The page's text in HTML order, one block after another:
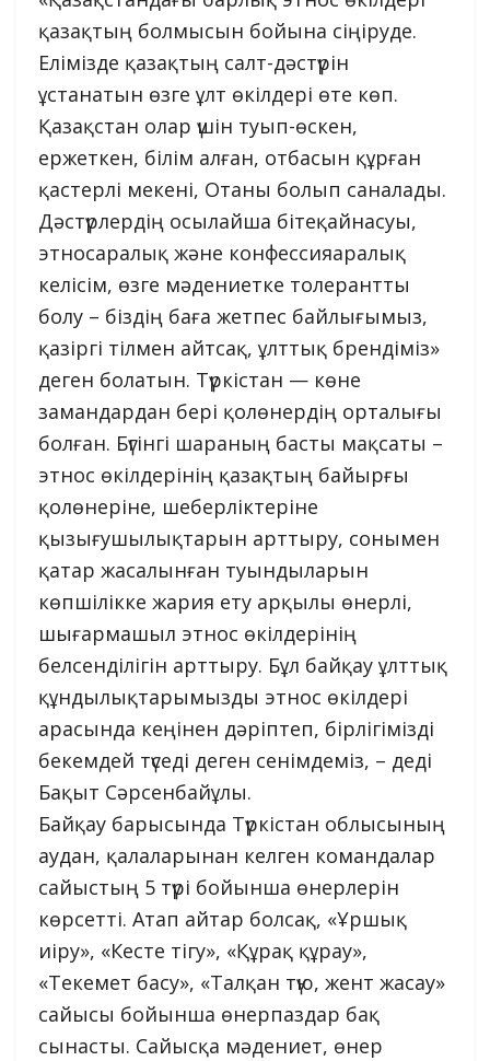
қазақтың болмысын бойына сіңіруде.
Елімізде қазақтың салт-дәстүрін
ұстанатын өзге ұлт өкілдері өте көп.
Қазақстан олар үшін туып-өскен,
ержеткен, білім алған, отбасын құрған
қастерлі мекені, Отаны болып саналады.
Дәстүрлердің осылайша бітеқайнасуы,
этносаралық және конфессияаралық
келісім, өзге мәдениетке толерантты
болу – біздің баға жетпес байлығымыз,
қазіргі тілмен айтсақ, ұлттық брендіміз»
деген болатын. Түркістан — көне
замандардан бері қолөнердің орталығы
болған. Бүгінгі шараның басты мақсаты –
этнос өкілдерінің қазақтың байырғы
қолөнеріне, шеберліктеріне
қызығушылықтарын арттыру, сонымен
қатар жасалынған туындыларын
көпшілікке жария ету арқылы өнерлі,
шығармашыл этнос өкілдерінің
белсенділігін арттыру. Бұл байқау ұлттық
құндылықтарымызды этнос өкілдері
арасында кеңінен дәріптеп, бірлігімізді
бекемдей түседі деген сенімдеміз, – деді
Бақыт Сәрсенбайұлы.
Байқау барысында Түркістан облысының
аудан, қалаларынан келген командалар
сайыстың 5 түрі бойынша өнерлерін
көрсетті. Атап айтар болсақ, «Ұршық
иіру», «Кесте тігу», «Құрақ құрау»,
«Текемет басу», «Талқан түю, жент жасау»
сайысы бойынша өнерпаздар бақ
сынасты. Сайысқа мәдениет, өнер